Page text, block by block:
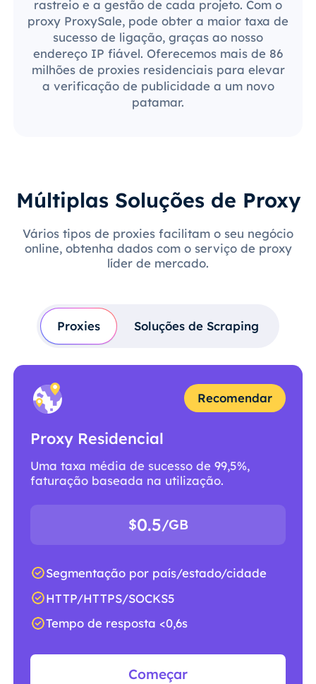
rastreio e a gestão de cada projeto. Com o
proxy ProxySale, pode obter a maior taxa de
sucesso de ligação, graças ao nosso
endereço IP fiável. Oferecemos mais de 86
milhões de proxies residenciais para elevar
a verificação de publicidade a um novo
patamar.
Múltiplas Soluções de Proxy
Vários tipos de proxies facilitam o seu negócio
online, obtenha dados com o serviço de proxy
líder de mercado.
Proxies Soluções de Scraping
Recomendar
Proxy Residencial
Uma taxa média de sucesso de 99,5%,
faturação baseada na utilização.
$0.5/GB
Segmentação por país/estado/cidade
HTTP/HTTPS/SOCKS5
Tempo de resposta <0,6s
Começar